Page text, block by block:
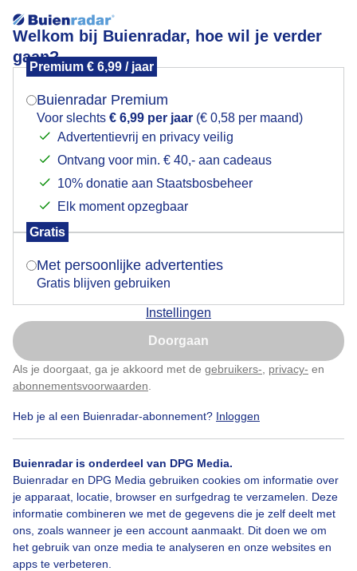
Welkom bij Buienradar, hoe wil je verder
gaan?
Premium € 6,99 / jaar
Buienradar Premium
Voor slechts € 6,99 per jaar (€ 0,58 per maand)
Advertentievrij en privacy veilig
Ontvang voor min. € 40,- aan cadeaus
10% donatie aan Staatsbosbeheer
Elk moment opzegbaar
Gratis
Met persoonlijke advertenties
Gratis blijven gebruiken
Instellingen
Doorgaan
Als je doorgaat, ga je akkoord met de gebruikers- privacy- en
abonnementsvoorwaarden
Heb je al een Buienradar-abonnement? Inloggen
Buienradar is onderdeel van DPG Media.
Buienradar en DPG Media gebruiken cookies om informatie over
je apparaat, locatie, browser en surfgedrag te verzamelen. Deze
informatie combineren we met de gegevens die je zelf deelt met
ons, zoals wanneer je een account aanmaakt. Dit doen we om
het gebruik van onze media te analyseren en onze websites en
apps te verbeteren.
Kraampje weer eens buiten op Texel!
Door: Frans Alderse Baas
Bekijk slideshow
Mogen we je locatie gebruiken voor het
Indien je hier nog geen akkoord op hebt gegeven,
verschijnt er zo een pop-up uit je browser waarin
Is goed, toon de popup
Nu niet, misschien later
Klik hierom dit aan te passen